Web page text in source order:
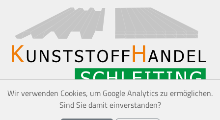
Wir verwenden Cookies, um Google Analytics zu ermöglichen.
Sind Sie damit einverstanden?